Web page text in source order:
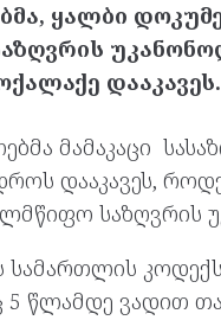
ყალბი
დააკავეს.
მამაკაცი
დააკავეს,
საზღვრის
სამართლის
5 წლამდე ვადით